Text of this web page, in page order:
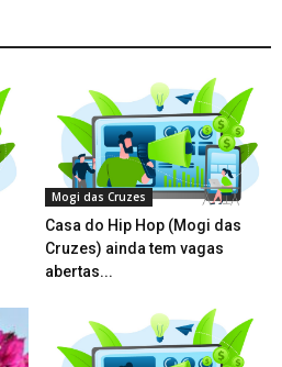
Mogi das Cruzes
Casa do Hip Hop (Mogi das
Cruzes) ainda tem vagas
abertas...